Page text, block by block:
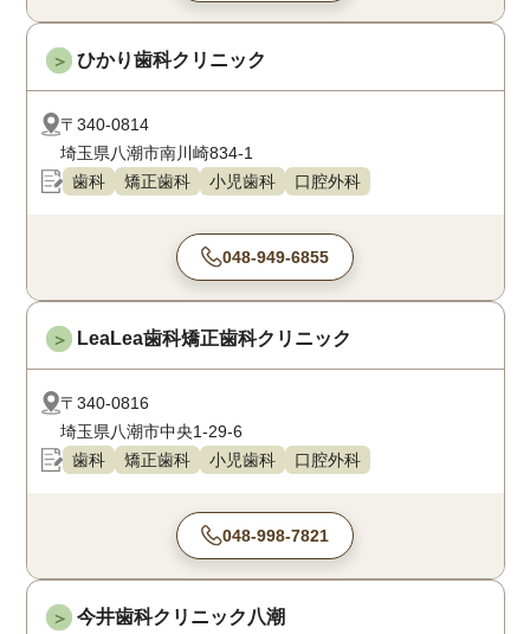
＞ ひかり歯科クリニック
〒340-0814
埼玉県八潮市南川崎834-1
歯科
矯正歯科 小児歯科 口腔外科
048-949-6855
＞ LeaLea歯科矯正歯科クリニック
〒340-0816
埼玉県八潮市中央1-29-6
歯科
矯正歯科 小児歯科 口腔外科
048-998-7821
＞ 今井歯科クリニック八潮